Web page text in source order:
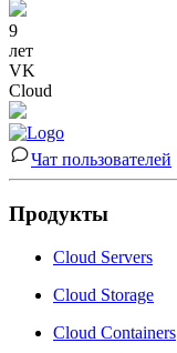
9
лет
VK
Cloud
Чат пользователей
Продукты
Cloud Servers
Cloud Storage
Cloud Containers